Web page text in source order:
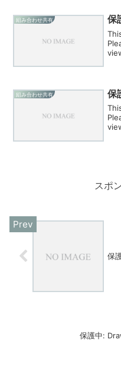
組み合わせ共有 保
組み合わせ共有 保
スポ
保
保護中: